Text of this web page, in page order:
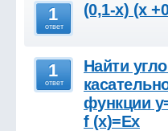
1
ответ
(0,1-х) (х
1
ответ
Найти
функции
f (x)=Ex